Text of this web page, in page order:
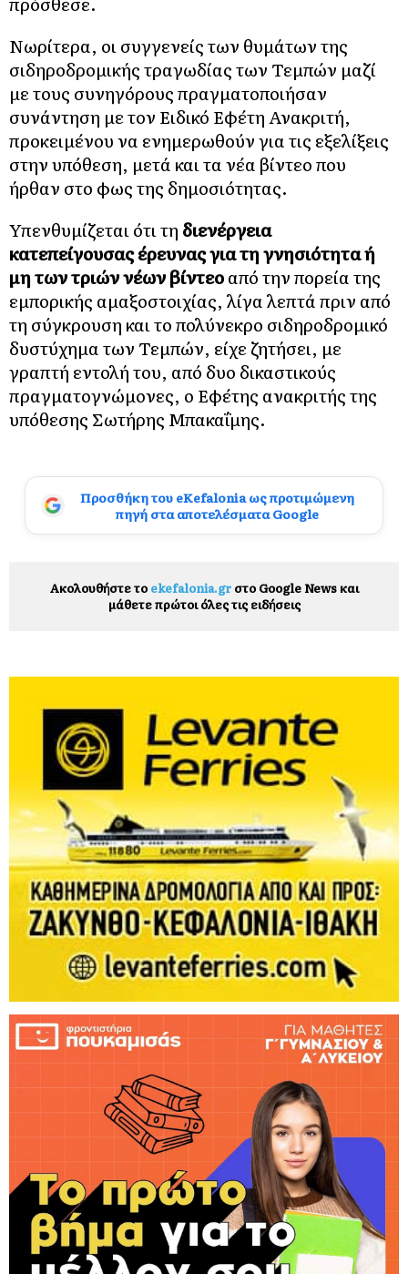
Νωρίτερα, οι συγγενείς των θυμάτων της
σιδηροδρομικής τραγωδίας των Τεμπών μαζί
με τους συνηγόρους πραγματοποιήσαν
συνάντηση με τον Ειδικό Εφέτη Ανακριτή,
προκειμένου να ενημερωθούν για τις εξελίξεις
στην υπόθεση, μετά και τα νέα βίντεο που
ήρθαν στο φως της δημοσιότητας.
Υπενθυμίζεται ότι τη διενέργεια
κατεπείγουσας έρευνας για τη γνησιότητα ή
μη των τριών νέων βίντεοαπό την πορεία της
εμπορικής αμαξοστοιχίας, λίγα λεπτά πριν από
τη σύγκρουση και το πολύνεκρο σιδηροδρομικό
δυστύχημα των Τεμπών, είχε ζητήσει, με
γραπτή εντολή του, από δυο δικαστικούς
πραγματογνώμονες, ο Εφέτης ανακριτής της
υπόθεσης Σωτήρης Μπακαΐμης.
Προσθήκη του eKefalonia ως προτιμώμενη
πηγή στα αποτελέσματα Google
Ακολουθήστε το ekefalonia.grστο Google News και
μάθετε πρώτοι όλες τις ειδήσεις